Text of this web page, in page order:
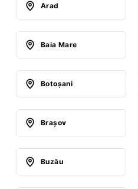
Arad
Baia Mare
Botoşani
Braşov
Buzău